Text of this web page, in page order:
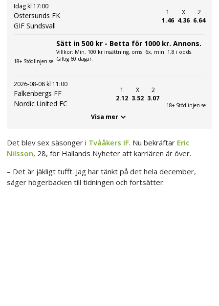
Idag kl 17:00
Östersunds FK
GIF Sundsvall
1
1.46
X
4.36
2
6.64
18+ Stödlinjen.se
Sätt in 500 kr - Betta för 1000 kr. Annons.
Villkor: Min. 100 kr insättning, oms. 6x, min. 1,8 i odds.
Giltig 60 dagar.
2026-08-08 kl 11:00
Falkenbergs FF
Nordic United FC
1
2.12
X
3.52
2
3.07
18+ Stödlinjen.se
Visa mer
Det blev sex säsonger i Tvååkers IF. Nu bekräftar Eric
Nilsson, 28, för Hallands Nyheter att karriären är över.
– Det är jäkligt tufft. Jag har tänkt på det hela december,
säger högerbacken till tidningen och fortsätter: